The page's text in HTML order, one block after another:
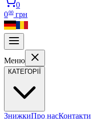
0
000 грн
Меню
КАТЕГОРІЇ
ЗнижкиПро насКонтакти